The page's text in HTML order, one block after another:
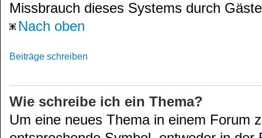
Missbrauch dieses Systems durch
Nach oben
Beiträge schreiben
Wie schreibe ich ein Thema?
Um eine neues Thema in einem Forum